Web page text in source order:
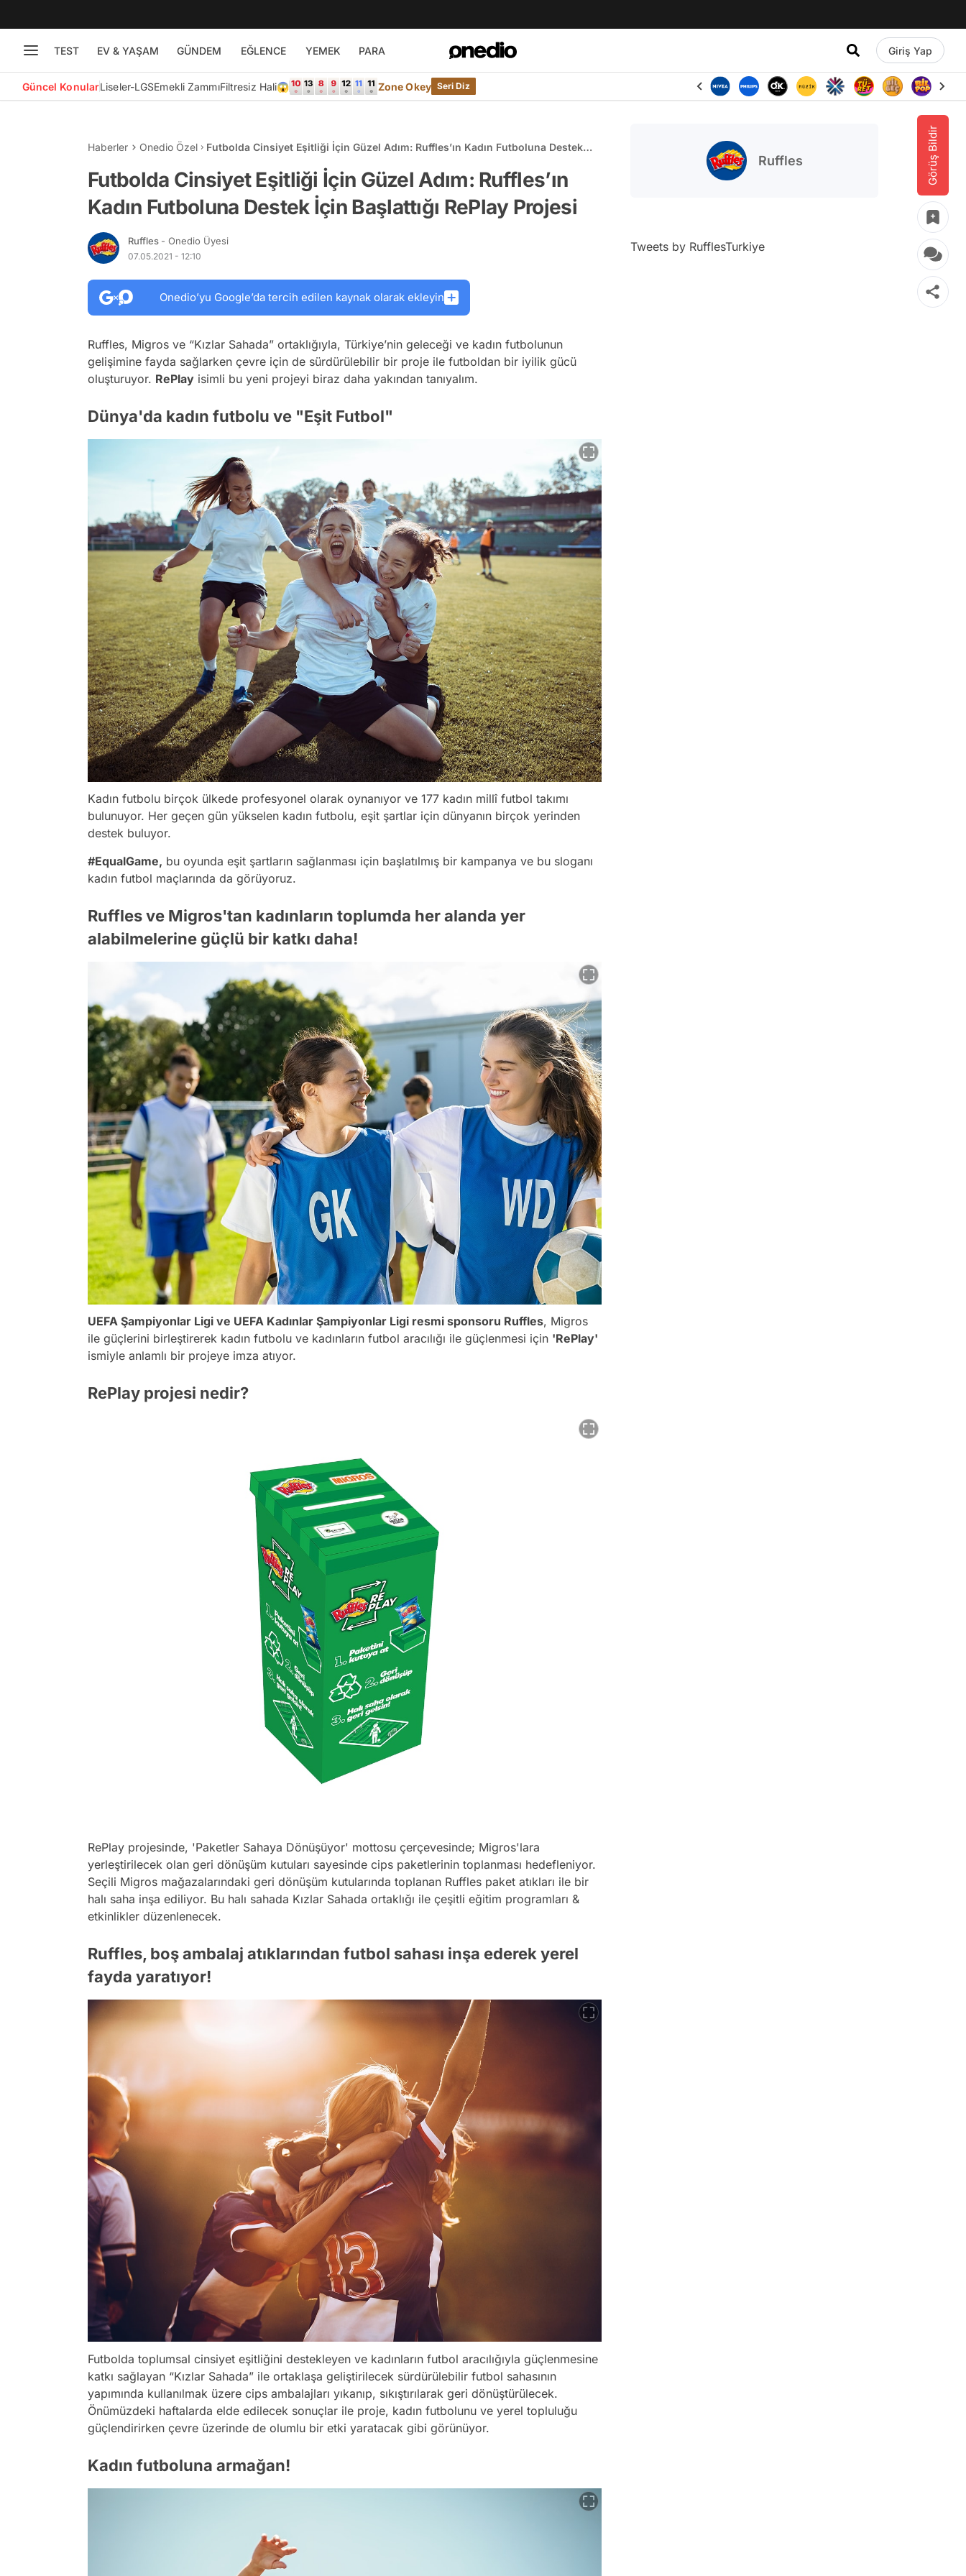
TEST EV & YAŞAM GÜNDEM EĞLENCE YEMEK PARA Giriş Yap
Güncel KonularLiseler-LGSEmekli ZammıFiltresiz Hali😱 Zone Okey Seri Diz
Görüş Bildir
Haberler Onedio Özel
Futbolda Cinsiyet Eşitliği İçin Güzel Adım: Ruffles’ın Kadın Futboluna Destek
Futbolda Cinsiyet Eşitliği İçin Güzel Adım: Ruffles’ın
Kadın Futboluna Destek İçin Başlattığı RePlay Projesi
Ruffles - Onedio Üyesi
07.05.2021 - 12:10
Onedio’yu Google’da tercih edilen kaynak olarak ekleyin
Ruffles, Migros ve “Kızlar Sahada” ortaklığıyla, Türkiye’nin geleceği ve kadın futbolunun
gelişimine fayda sağlarken çevre için de sürdürülebilir bir proje ile futboldan bir iyilik gücü
oluşturuyor. RePlay isimli bu yeni projeyi biraz daha yakından tanıyalım.
Dünya'da kadın futbolu ve "Eşit Futbol"
Kadın futbolu birçok ülkede profesyonel olarak oynanıyor ve 177 kadın millî futbol takımı
bulunuyor. Her geçen gün yükselen kadın futbolu, eşit şartlar için dünyanın birçok yerinden
destek buluyor.
#EqualGame, bu oyunda eşit şartların sağlanması için başlatılmış bir kampanya ve bu sloganı
kadın futbol maçlarında da görüyoruz.
Ruffles ve Migros'tan kadınların toplumda her alanda yer
alabilmelerine güçlü bir katkı daha!
UEFA Şampiyonlar Ligi ve UEFA Kadınlar Şampiyonlar Ligi resmi sponsoru Ruffles, Migros
ile güçlerini birleştirerek kadın futbolu ve kadınların futbol aracılığı ile güçlenmesi için 'RePlay'
ismiyle anlamlı bir projeye imza atıyor.
RePlay projesi nedir?
RePlay projesinde, 'Paketler Sahaya Dönüşüyor' mottosu çerçevesinde; Migros'lara
yerleştirilecek olan geri dönüşüm kutuları sayesinde cips paketlerinin toplanması hedefleniyor.
Seçili Migros mağazalarındaki geri dönüşüm kutularında toplanan Ruffles paket atıkları ile bir
halı saha inşa ediliyor. Bu halı sahada Kızlar Sahada ortaklığı ile çeşitli eğitim programları &
etkinlikler düzenlenecek.
Ruffles, boş ambalaj atıklarından futbol sahası inşa ederek yerel
fayda yaratıyor!
Futbolda toplumsal cinsiyet eşitliğini destekleyen ve kadınların futbol aracılığıyla güçlenmesine
katkı sağlayan “Kızlar Sahada” ile ortaklaşa geliştirilecek sürdürülebilir futbol sahasının
yapımında kullanılmak üzere cips ambalajları yıkanıp, sıkıştırılarak geri dönüştürülecek.
Önümüzdeki haftalarda elde edilecek sonuçlar ile proje, kadın futbolunu ve yerel topluluğu
güçlendirirken çevre üzerinde de olumlu bir etki yaratacak gibi görünüyor.
Kadın futboluna armağan!
Ruffles
Tweets by RufflesTurkiye